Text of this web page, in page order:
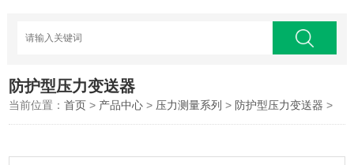
防护型压力变送器
当前位置：首页 > 产品中心 > 压力测量系列 > 防护型压力变送器 >